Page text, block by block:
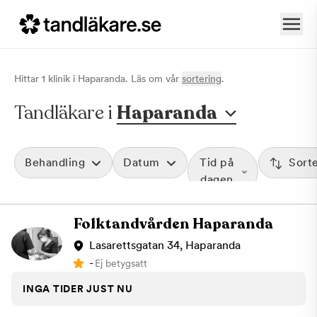
Hittar 1 klinik i Haparanda. Läs om vår sortering.
Tandläkare i Haparanda
Behandling Datum
Tid på
dagen
Folktandvården Haparanda
Lasarettsgatan 34, Haparanda
-Ej betygsatt
INGA TIDER JUST NU